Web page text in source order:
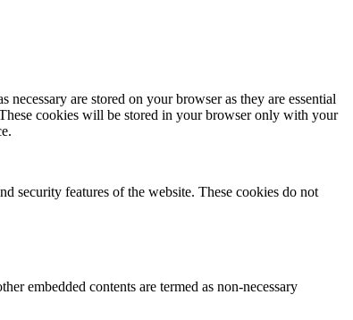
are stored on your browser as they are essential
cookies will be stored in your browser only with your
security features of the website. These cookies do not
embedded contents are termed as non-necessary